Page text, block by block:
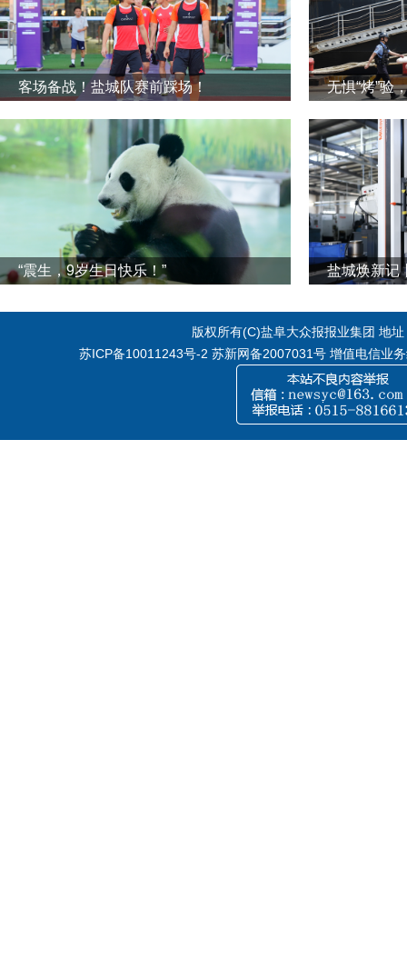
客场备战！盐城队赛前踩场！ 无惧“烤”验
“震生，9岁生日快乐！”
版权所有(C)盐阜大众报报业集团 地
苏ICP备10011243号-2 苏新网备2007031号 增值电信业